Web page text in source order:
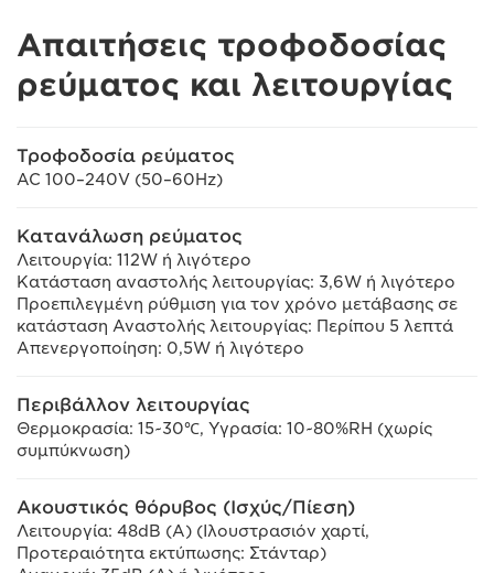
Απαιτήσεις τροφοδοσίας
ρεύματος και λειτουργίας
Τροφοδοσία ρεύματος
AC 100–240V (50–60Hz)
Κατανάλωση ρεύματος
Λειτουργία: 112W ή λιγότερο
Κατάσταση αναστολής λειτουργίας: 3,6W ή λιγότερο
Προεπιλεγμένη ρύθμιση για τον χρόνο μετάβασης σε
κατάσταση Αναστολής λειτουργίας: Περίπου 5 λεπτά
Απενεργοποίηση: 0,5W ή λιγότερο
Περιβάλλον λειτουργίας
Θερμοκρασία: 15~30℃, Υγρασία: 10~80%RH (χωρίς
συμπύκνωση)
Ακουστικός θόρυβος (Ισχύς/Πίεση)
Λειτουργία: 48dB (A) (Ιλουστρασιόν χαρτί,
Προτεραιότητα εκτύπωσης: Στάνταρ)